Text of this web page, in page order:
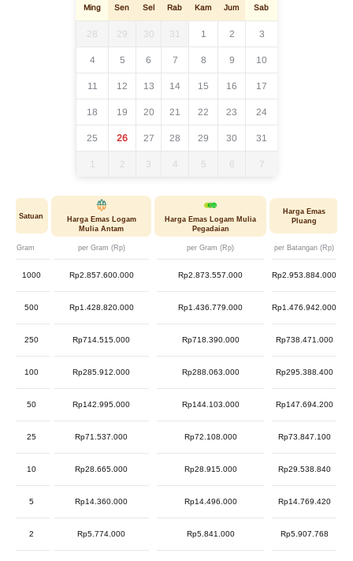
Ming Sen Sel Rab Kam Jum Sab
28 29 30 31 1 2 3
4 5 6 7 8 9 10
11 12 13 14 15 16 17
18 19 20 21 22 23 24
25 26 27 28 29 30 31
1 2 3 4 5 6 7
Satuan
Harga Emas Logam
Mulia Antam
Harga Emas Logam Mulia
Pegadaian
Harga Emas
Pluang
Gram per Gram (Rp) per Gram (Rp) per Batangan (Rp)
1000 Rp2.857.600.000 Rp2.873.557.000 Rp2.953.884.000
500 Rp1.428.820.000 Rp1.436.779.000 Rp1.476.942.000
250 Rp714.515.000 Rp718.390.000 Rp738.471.000
100 Rp285.912.000 Rp288.063.000 Rp295.388.400
50 Rp142.995.000 Rp144.103.000 Rp147.694.200
25 Rp71.537.000 Rp72.108.000 Rp73.847.100
10 Rp28.665.000 Rp28.915.000 Rp29.538.840
5 Rp14.360.000 Rp14.496.000 Rp14.769.420
2 Rp5.774.000 Rp5.841.000 Rp5.907.768